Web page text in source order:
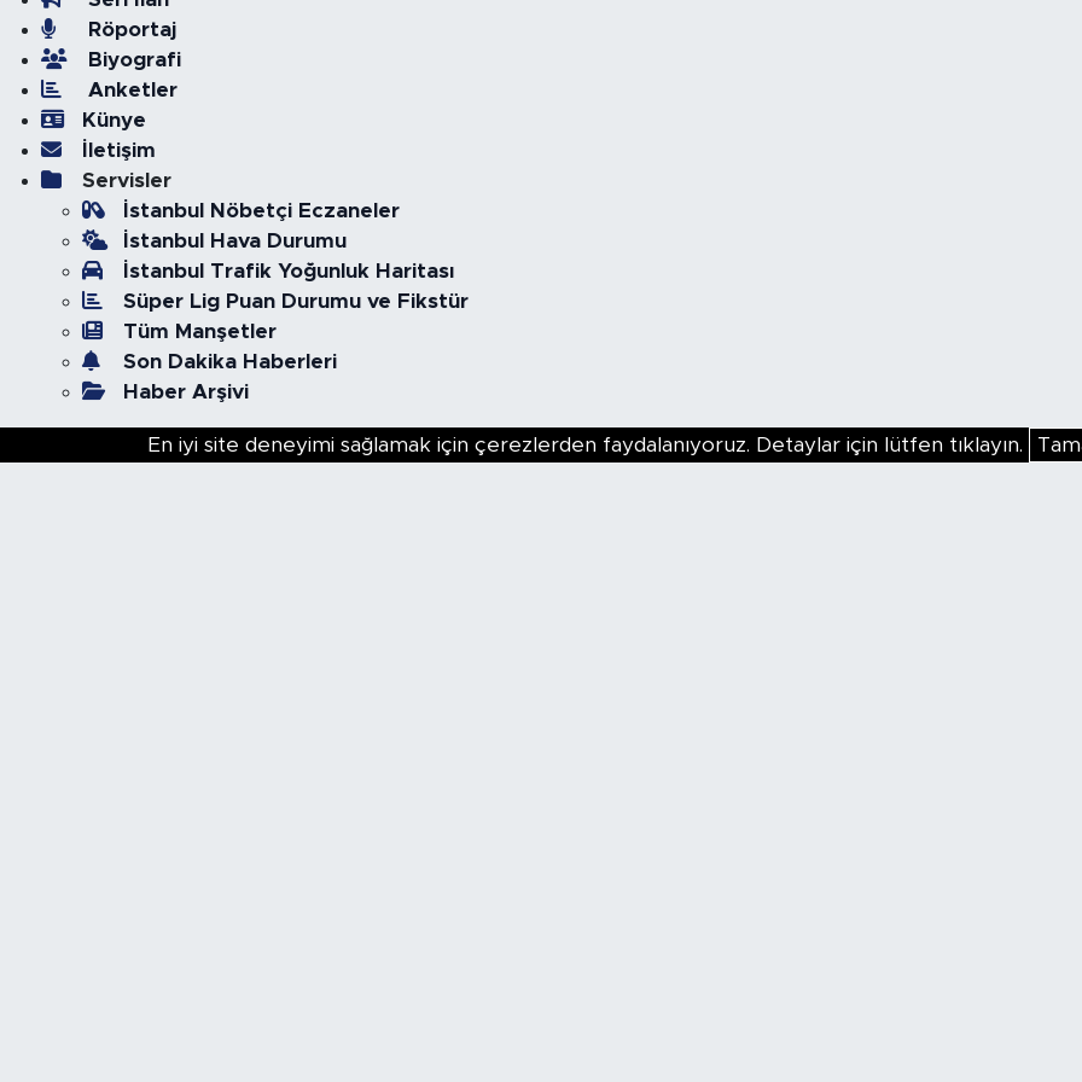
Röportaj
Biyografi
Anketler
Künye
İletişim
Servisler
İstanbul Nöbetçi Eczaneler
İstanbul Hava Durumu
İstanbul Trafik Yoğunluk Haritası
Süper Lig Puan Durumu ve Fikstür
Tüm Manşetler
Son Dakika Haberleri
Haber Arşivi
En iyi site deneyimi sağlamak için çerezlerden faydalanıyoruz. Detaylar için lütfen tıklayın.